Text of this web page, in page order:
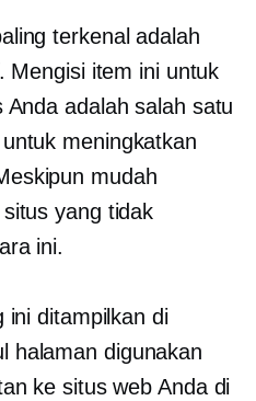
terkenal adalah
Mengisi item ini untuk
adalah salah satu
meningkatkan
mudah
yang tidak
ini.
ini ditampilkan di
halaman digunakan
ke situs web Anda di